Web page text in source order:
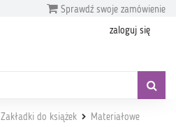
Sprawdź swoje zamówienie
zaloguj się
Zakładki do książek Materiałowe